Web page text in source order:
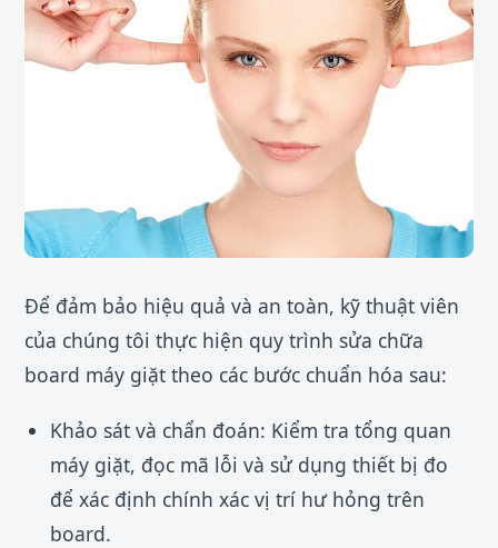
Để đảm bảo hiệu quả và an toàn, kỹ thuật viên
của chúng tôi thực hiện quy trình sửa chữa
board máy giặt theo các bước chuẩn hóa sau:
Khảo sát và chẩn đoán: Kiểm tra tổng quan
máy giặt, đọc mã lỗi và sử dụng thiết bị đo
để xác định chính xác vị trí hư hỏng trên
board.